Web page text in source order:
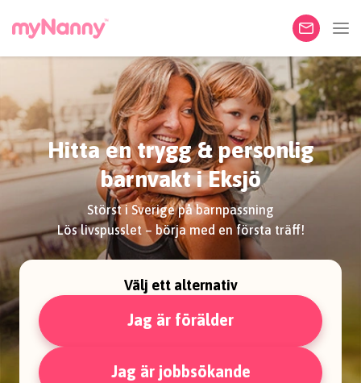
Hitta en trygg & personlig
barnvakt i Eksjö
Störst i Sverige på barnpassning
Lös livspusslet – börja med en första träff!
Välj ett alternativ
Jag är förälder
Jag är jobbsökande